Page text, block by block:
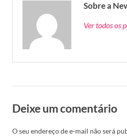
Sobre a
Ver todos os
Deixe um comentário
O seu endereço de e-mail não será